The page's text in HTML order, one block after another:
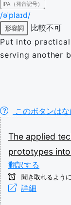
IPA（発音記号）
/əˈplaɪd/
形容詞
比較不可
Put into
serving another
このボタンはな
The applied
prototypes into
翻訳する
聞き取れるよう
詳細